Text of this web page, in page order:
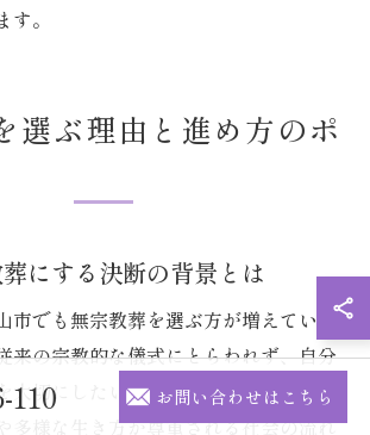
。
選ぶ理由と進め方のポ
にする決断の背景とは
市でも無宗教葬を選ぶ方が増えていま
来の宗教的な儀式にとらわれず、自分
大切にしたいという思いがあります。
多様な生き方が尊重される社会の流れ
110 お問い合わせはこちら